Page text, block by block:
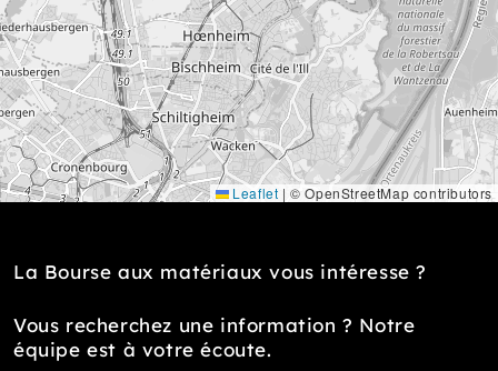
Leaflet | © OpenStreetMap contributors
La Bourse aux matériaux vous intéresse ?
Vous recherchez une information ? Notre
équipe est à votre écoute.